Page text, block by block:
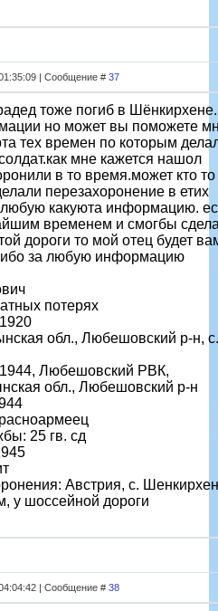
| Сообщение # 37
тоже погиб в Шёнкирхене.
но может вы поможете
тех времен по которым
мне кажется нашол
в то время.может кто то
перезахоронение в етих
любую какуюта информацию.
временем и смогбы
дороги то мой отец будет
за любую информацию
потерях
обл., Любешовский р-н, с.
Любешовский РВК,
обл., Любешовский р-н
25 гв. сд
Австрия, с.
у шоссейной дороги
| Сообщение # 38